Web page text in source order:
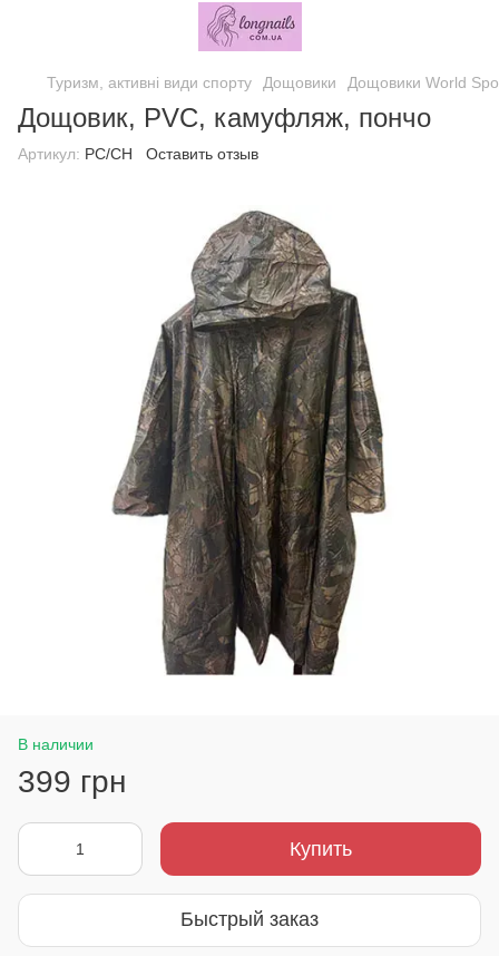
Туризм, активні види спорту Дощовики Дощовики World
Дощовик, PVC, камуфляж, пончо
Артикул: РС/CH Оставить отзыв
В наличии
399 грн
Купить
Быстрый заказ